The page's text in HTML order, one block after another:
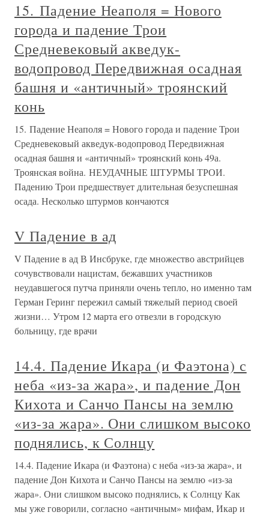
15. Падение Неаполя = Нового
города и падение Трои
Средневековый акведук-
водопровод Передвижная осадная
башня и «античный» троянский
конь
15. Падение Неаполя = Нового города и падение Трои
Средневековый акведук-водопровод Передвижная
осадная башня и «античный» троянский конь 49а.
Троянская война. НЕУДАЧНЫЕ ШТУРМЫ ТРОИ.
Падению Трои предшествует длительная безуспешная
осада. Несколько штурмов кончаются
V Падение в ад
V Падение в ад В Инсбруке, где множество австрийцев
сочувствовали нацистам, бежавших участников
неудавшегося путча приняли очень тепло, но именно там
Герман Геринг пережил самый тяжелый период своей
жизни… Утром 12 марта его отвезли в городскую
больницу, где врачи
14.4. Падение Икара (и Фаэтона) с
неба «из-за жара», и падение Дон
Кихота и Санчо Пансы на землю
«из-за жара». Они слишком высоко
поднялись, к Солнцу
14.4. Падение Икара (и Фаэтона) с неба «из-за жара», и
падение Дон Кихота и Санчо Пансы на землю «из-за
жара». Они слишком высоко поднялись, к Солнцу Как
мы уже говорили, согласно «античным» мифам, Икар и